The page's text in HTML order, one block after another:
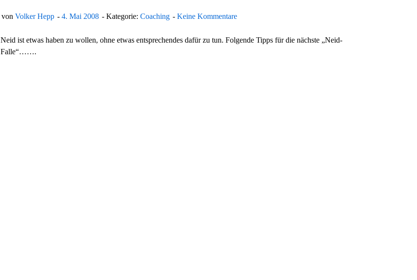
von Volker Hepp 4. Mai 2008 Kategorie: Coaching Keine Kommentare
Neid ist etwas haben zu wollen, ohne etwas entsprechendes dafür zu tun. Folgende Tipps für die nächste „Neid-
Falle“…….